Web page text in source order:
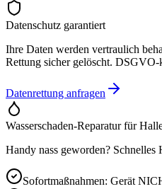
Datenschutz garantiert
Ihre Daten werden vertraulich
Rettung sicher gelöscht.
Datenrettung anfragen
Wasserschaden-Reparatur für
Handy nass geworden? Schnelles
Sofortmaßnahmen: Gerät